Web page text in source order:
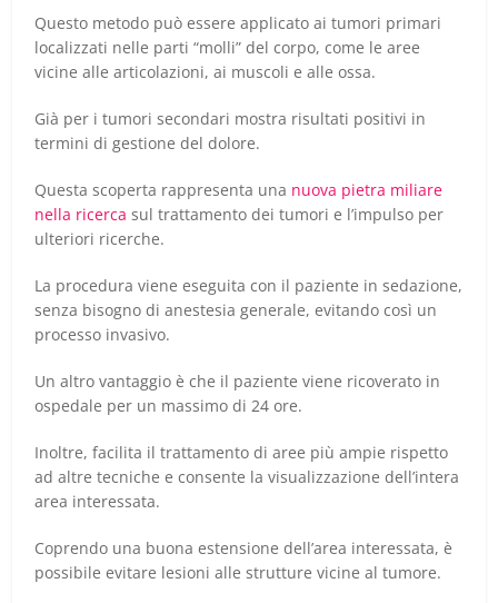
Questo metodo può essere applicato ai tumori primari
localizzati nelle parti “molli” del corpo, come le aree
vicine alle articolazioni, ai muscoli e alle ossa.
Già per i tumori secondari mostra risultati positivi in
termini di gestione del dolore.
Questa scoperta rappresenta una nuova pietra miliare
nella ricerca sul trattamento dei tumori e l’impulso per
ulteriori ricerche.
La procedura viene eseguita con il paziente in sedazione,
senza bisogno di anestesia generale, evitando così un
processo invasivo.
Un altro vantaggio è che il paziente viene ricoverato in
ospedale per un massimo di 24 ore.
Inoltre, facilita il trattamento di aree più ampie rispetto
ad altre tecniche e consente la visualizzazione dell’intera
area interessata.
Coprendo una buona estensione dell’area interessata, è
possibile evitare lesioni alle strutture vicine al tumore.